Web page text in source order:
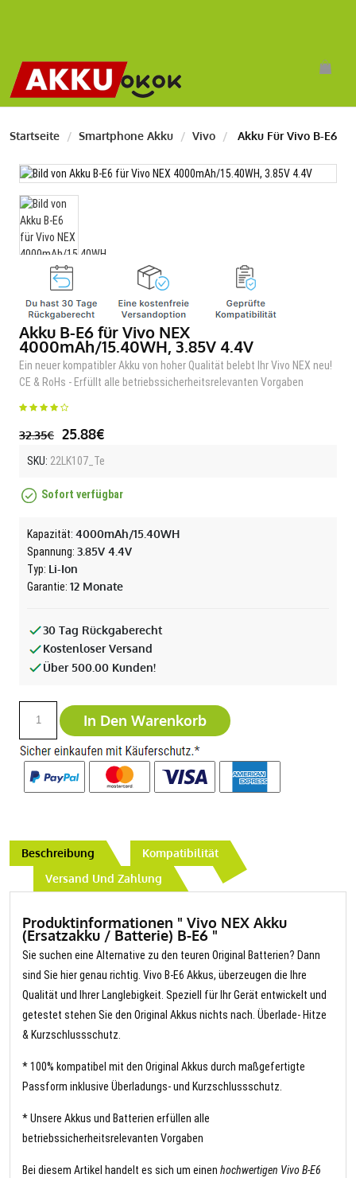
Startseite Smartphone Akku Vivo Akku Für Vivo B-E6
Akku B-E6 für Vivo NEX
4000mAh/15.40WH, 3.85V 4.4V
Ein neuer kompatibler Akku von hoher Qualität belebt Ihr Vivo NEX neu!
CE & RoHs - Erfüllt alle betriebssicherheitsrelevanten Vorgaben
32.35€ 25.88€
SKU: 22LK107_Te
Sofort verfügbar
Kapazität: 4000mAh/15.40WH
Spannung: 3.85V 4.4V
Typ: Li-Ion
Garantie: 12 Monate
30 Tag Rückgaberecht
Kostenloser Versand
Über 500.00 Kunden!
In Den Warenkorb
Beschreibung
Kompatibilität
Versand Und Zahlung
Produktinformationen " Vivo NEX Akku
(Ersatzakku / Batterie) B-E6 "
Sie suchen eine Alternative zu den teuren Original Batterien? Dann
sind Sie hier genau richtig. Vivo B-E6 Akkus, überzeugen die Ihre
Qualität und Ihrer Langlebigkeit. Speziell für Ihr Gerät entwickelt und
getestet stehen Sie den Original Akkus nichts nach. Überlade- Hitze
& Kurzschlussschutz.
* 100% kompatibel mit den Original Akkus durch maßgefertigte
Passform inklusive Überladungs- und Kurzschlussschutz.
* Unsere Akkus und Batterien erfüllen alle
betriebssicherheitsrelevanten Vorgaben
Bei diesem Artikel handelt es sich um einen hochwertigen Vivo B-E6